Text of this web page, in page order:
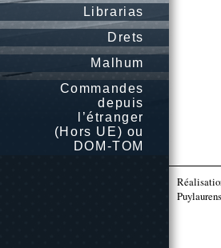
Librarias
Drets
Malhum
Commandes
depuis
l’étranger
(Hors UE) ou
DOM-TOM
Puylaurens